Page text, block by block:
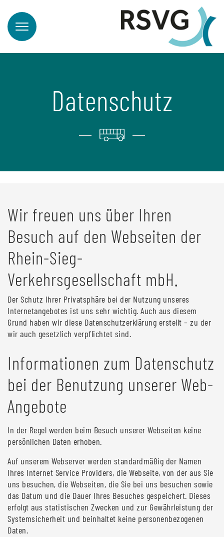
Datenschutz
Wir freuen uns über Ihren
Besuch auf den Webseiten der
Rhein-Sieg-
Verkehrsgesellschaft mbH.
Der Schutz Ihrer Privatsphäre bei der Nutzung unseres
Internetangebotes ist uns sehr wichtig. Auch aus diesem
Grund haben wir diese Datenschutzerklärung erstellt – zu der
wir auch gesetzlich verpflichtet sind.
Informationen zum Datenschutz
bei der Benutzung unserer Web-
Angebote
In der Regel werden beim Besuch unserer Webseiten keine
persönlichen Daten erhoben.
Auf unserem Webserver werden standardmäßig der Namen
Ihres Internet Service Providers, die Webseite, von der aus Sie
uns besuchen, die Webseiten, die Sie bei uns besuchen sowie
das Datum und die Dauer Ihres Besuches gespeichert. Dieses
erfolgt aus statistischen Zwecken und zur Gewährleistung der
Systemsicherheit und beinhaltet keine personenbezogenen
Daten.